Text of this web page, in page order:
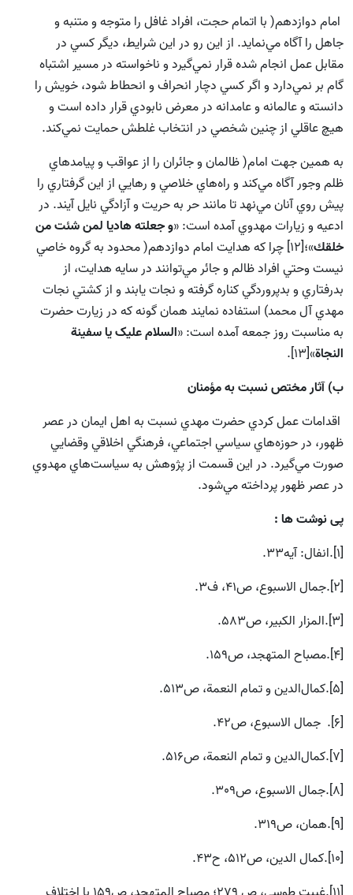
امام دوازدهم( با اتمام حجت، افراد غافل را متوجه و متنبه و
جاهل را آگاه مي‌نمايد. از اين رو در اين شرايط، ديگر كسي در
مقابل عمل انجام شده قرار نمي‌گيرد و ناخواسته در مسير اشتباه
گام بر نمي‌دارد و اگر كسي دچار انحراف و انحطاط شود، خويش را
دانسته و عالمانه و عامدانه در معرض نابودي قرار داده است و
هيچ عاقلي از چنين شخصي در انتخاب غلطش حمايت نمي‌كند.
به همين جهت امام( ظالمان و جائران را از عواقب و پيامدهاي
ظلم وجور آگاه مي‌كند و راه‌هاي خلاصي و رهايي از اين گرفتاري را
پيش روي آنان مي‌‌نهد تا مانند حر به حريت و آزادگي نايل آيند. در
ادعيه و زيارات مهدوي آمده است: «و جعلته هاديا لمن شئت من
خلقك
»؛[12] چرا که هدايت امام دوازدهم( محدود به گروه خاصي
نيست وحتي افراد ظالم و جائر مي‌توانند در سايه هدايت، از
بدرفتاري و بدپروردگي كناره گرفته و نجات يابند و از کشتي نجات
مهدي آل محمد) استفاده نمايند همان گونه که در زيارت حضرت
به مناسبت روز جمعه آمده است: «السلام عليک يا سفينة
النجاة»[13].
ب) آثار مختص نسبت به مؤمنان
اقدامات عمل کردي حضرت مهدي نسبت به اهل ايمان در عصر
ظهور، در حوزه‌هاي سياسي اجتماعي، فرهنگي اخلاقي وقضايي
صورت مي‌گيرد. در اين قسمت از پژوهش به سياست‌هاي مهدوي
در عصر ظهور پرداخته مي‌شود.
پی نوشت ها :
[1].انفال: آيه33.
[2].جمال الاسبوع، ص41، ف3.
[3].المزار الكبير، ص583.
[4].مصباح المتهجد، ص159.
[5].كمال‌‌الدين و تمام النعمة، ص513.
[6]. جمال الاسبوع، ص42.
[7].كمال‌‌الدين و تمام النعمة، ص516.
[8].جمال الاسبوع، ص309.
[9].همان، ص319.
[10].کمال الدين، ص512، ح43.